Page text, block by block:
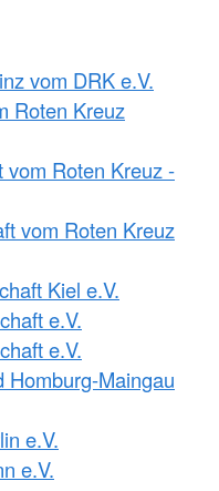
vom DRK e.V.
Roten Kreuz
vom Roten Kreuz -
vom Roten Kreuz
Kiel e.V.
e.V.
e.V.
Homburg-Maingau
e.V.
e.V.